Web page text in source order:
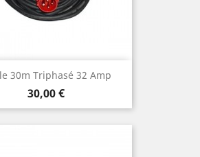
30m Triphasé 32 Amp
Prix
30,00 €